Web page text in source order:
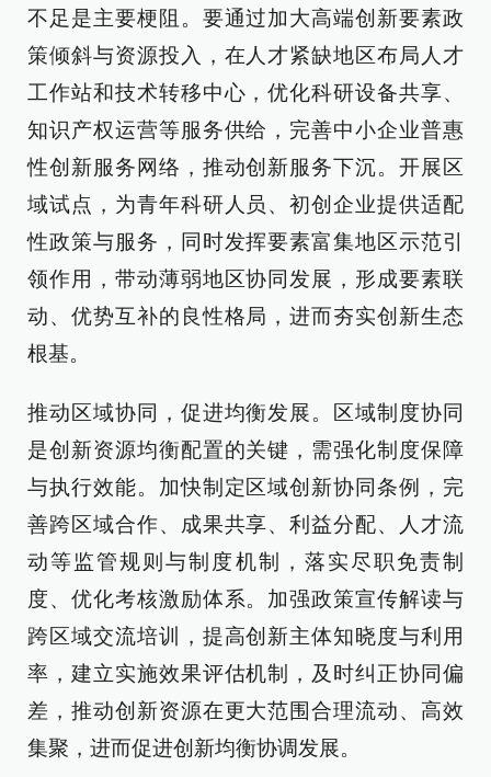
不足是主要梗阻。要通过加大高端创新要素政
策倾斜与资源投入，在人才紧缺地区布局人才
工作站和技术转移中心，优化科研设备共享、
知识产权运营等服务供给，完善中小企业普惠
性创新服务网络，推动创新服务下沉。开展区
域试点，为青年科研人员、初创企业提供适配
性政策与服务，同时发挥要素富集地区示范引
领作用，带动薄弱地区协同发展，形成要素联
动、优势互补的良性格局，进而夯实创新生态
根基。
推动区域协同，促进均衡发展。区域制度协同
是创新资源均衡配置的关键，需强化制度保障
与执行效能。加快制定区域创新协同条例，完
善跨区域合作、成果共享、利益分配、人才流
动等监管规则与制度机制，落实尽职免责制
度、优化考核激励体系。加强政策宣传解读与
跨区域交流培训，提高创新主体知晓度与利用
率，建立实施效果评估机制，及时纠正协同偏
差，推动创新资源在更大范围合理流动、高效
集聚，进而促进创新均衡协调发展。